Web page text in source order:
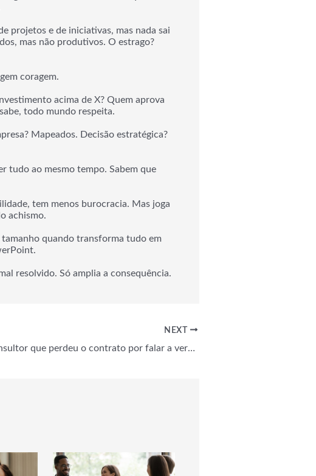
projetos e de iniciativas, mas nada sai
mas não produtivos. O estrago?
coragem.
acima de X? Quem aprova
todo mundo respeita.
Mapeados. Decisão estratégica?
tudo ao mesmo tempo. Sabem que
tem menos burocracia. Mas joga
achismo.
quando transforma tudo em
resolvido. Só amplia a consequência.
NEXT
O consultor que perdeu o contrato por falar a verdade